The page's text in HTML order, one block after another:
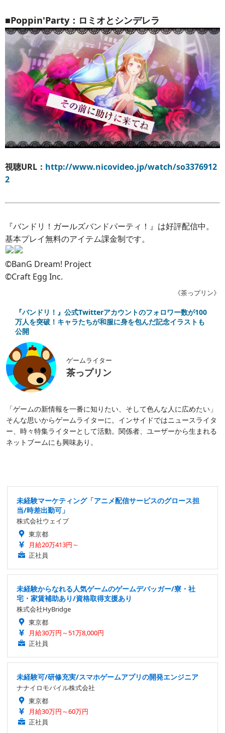
■Poppin'Party：ロミオとシンデレラ
視聴URL： http://www.nicovideo.jp/watch/so3376912
2
『バンドリ！ガールズバンドパーティ！』は好評配信中。
基本プレイ無料のアイテム課金制です。
©BanG Dream! Project
©Craft Egg Inc.
《茶っプリン》
『バンドリ！』公式Twitterアカウントのフォロワー数が100
万人を突破！キャラたちが和服に身を包んだ記念イラストも
公開
ゲームライター
茶っプリン
「ゲームの新情報を一番に知りたい、そして色んな人に広めたい」
そんな思いからゲームライターに。インサイドではニュースライタ
ー、時々特集ライターとして活動。関係者、ユーザーから生まれる
ネットブームにも興味あり。
未経験マーケティング「アニメ配信サービスのグロース担
当/時差出勤可」
株式会社ウェイブ
東京都
月給20万413円～
正社員
未経験からなれる人気ゲームのゲームデバッガー/寮・社
宅・家賃補助あり/資格取得支援あり
株式会社HyBridge
東京都
月給30万円～51万8,000円
正社員
未経験可/研修充実/スマホゲームアプリの開発エンジニア
ナナイロモバイル株式会社
東京都
月給30万円～60万円
正社員